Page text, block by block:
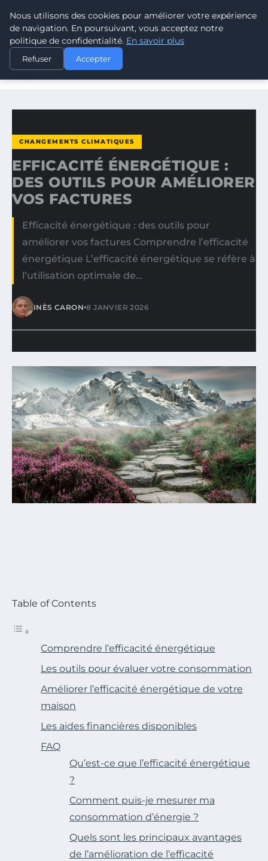
CLIMATE GUARDIAN
ACCUEIL
CHANGEMENTS CLIMATIQUES
EFFICACITÉ ÉNERGÉTIQUE : DES OUTILS POUR AMÉLIORER
CHANGEMENTS CLIMATIQUES
EFFICACITÉ ÉNERGÉTIQUE :
DES OUTILS POUR AMÉLIORER
VOS FACTURES
Efficacité énergétique : des outils pour
améliorer vos factures Comprendre l’efficacité
énergétique L’efficacité énergétique se réfère à
l’utilisation optimale de…
INÈS CARON•8 JANVIER 2026
Table of Contents
Comprendre l’efficacité énergétique
Les outils pour évaluer votre consommation
Améliorer l’efficacité énergétique de votre
maison
Les aides financières disponibles
FAQ
Qu’est-ce que l’efficacité énergétique
?
Comment puis-je mesurer ma
consommation d’énergie ?
Quels sont les principaux avantages
de l’amélioration de l’efficacité
Nous utilisons des cookies pour améliorer votre expérience
de navigation. En poursuivant, vous acceptez notre
politique de confidentialité. En savoir plus
Refuser Accepter